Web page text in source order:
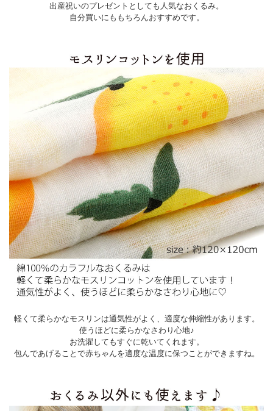
出産祝いのプレゼントとしても人気なおくるみ。
自分買いにももちろんおすすめです。
軽くて柔らかなモスリンは通気性がよく、適度な伸縮性があります。
使うほどに柔らかなさわり心地♪
お洗濯してもすぐに乾いてくれます。
包んであげることで赤ちゃんを適度な温度に保つことができますね。